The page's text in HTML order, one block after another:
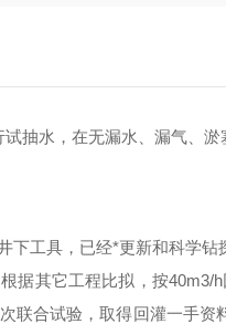
抽水，在无漏水、漏气、淤
工具，已经*更新和科学
其它工程比拟，按40m3/h
联合试验，取得回灌一手资